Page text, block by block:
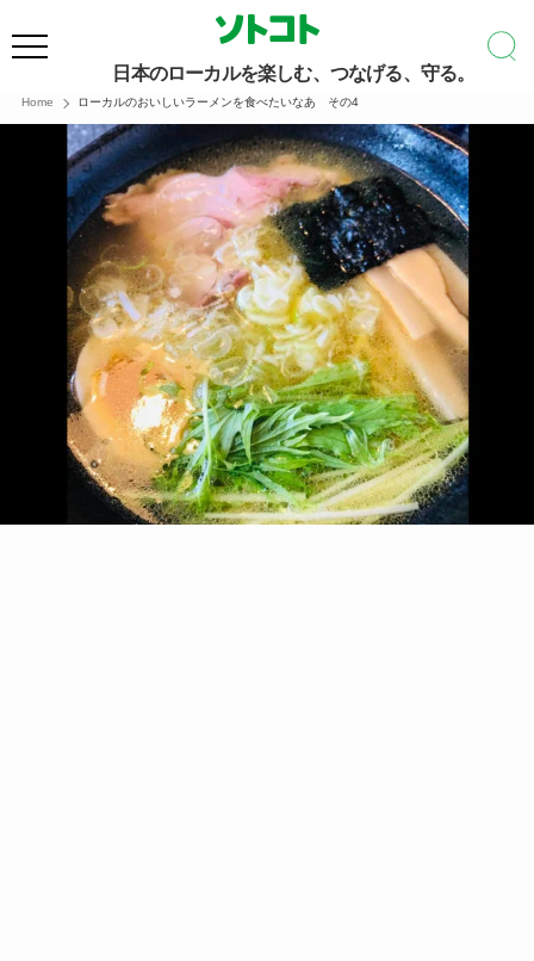
日本のローカルを楽しむ、つなげる、守る。
Home ローカルのおいしいラーメンを食べたいなあ その4